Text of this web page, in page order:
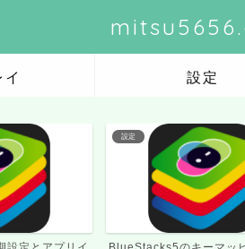
設定
設定